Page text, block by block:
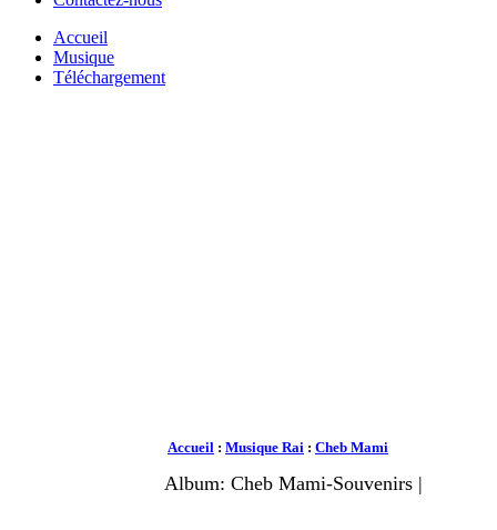
Accueil
Musique
Téléchargement
Accueil : Musique Rai : Cheb Mami
Album: Cheb Mami-Souvenirs |